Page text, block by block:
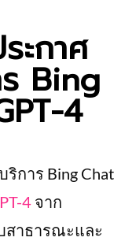
ะกาศ
Bing
4
การ Bing Chat
4 จาก
สาธารณะและ